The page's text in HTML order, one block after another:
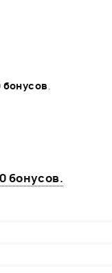
бонусов.
бонусов.